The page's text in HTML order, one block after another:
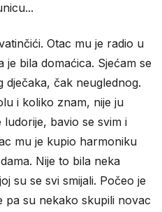
Otac mu je radio u
je bila domaćica. Sjećam se
dječaka, čak neuglednog.
i koliko znam, nije ju
ludorije, bavio se svim i
mu je kupio harmoniku
Nije to bila neka
su se svi smijali. Počeo je
su nekako skupili novac